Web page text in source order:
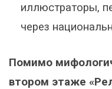
иллюстраторы,
через
Помимо
втором этаже